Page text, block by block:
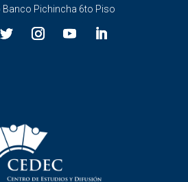
Banco Pichincha 6to Piso